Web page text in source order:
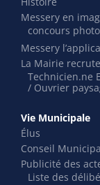
Messery en
concours
Messery
La Mairie recrute
Technicien.ne
/ Ouvrier
Vie Municipale
Élus
Conseil
Publicité des
Liste des